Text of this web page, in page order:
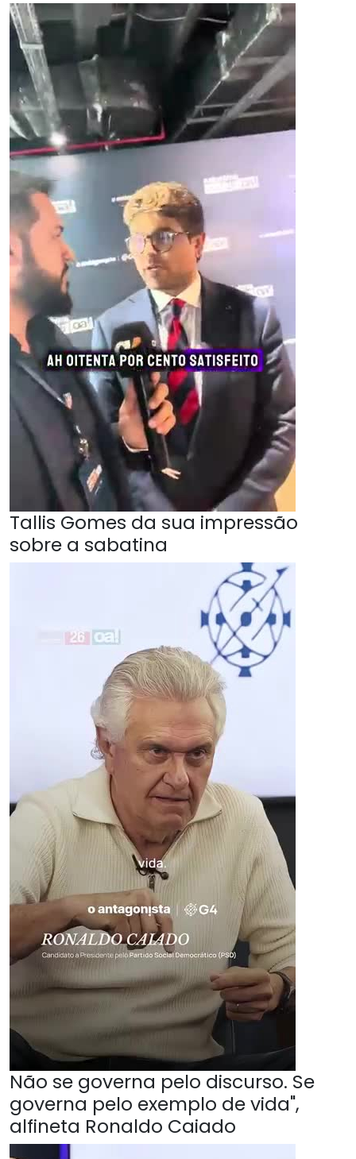
Tallis Gomes da sua impressão
sobre a sabatina
Não se governa pelo discurso. Se
governa pelo exemplo de vida",
alfineta Ronaldo Caiado